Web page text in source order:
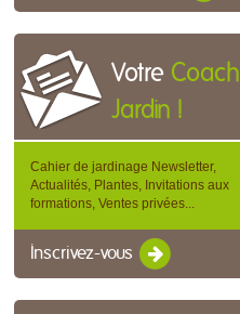
Votre Coach
Jardin !
Cahier de jardinage Newsletter,
Actualités, Plantes, Invitations aux
formations, Ventes privées...
Inscrivez-vous